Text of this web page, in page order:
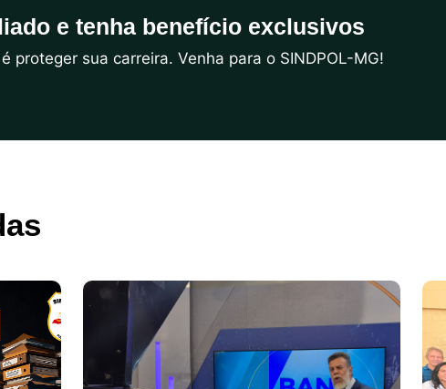
e tenha benefício exclusivos
proteger sua carreira. Venha para o SINDPOL-MG!